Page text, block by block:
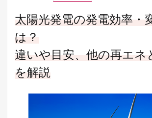
太陽光発電の発電効率・
は？
違いや目安、他の再エネ
を解説